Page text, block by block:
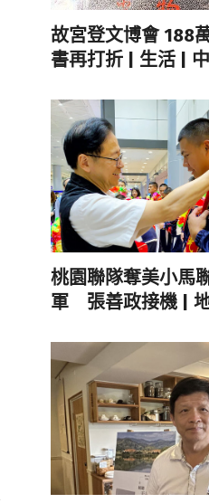
故宮登文博會 188
書再打折 | 生活 |
桃園聯隊奪美小馬
軍 張善政接機 |